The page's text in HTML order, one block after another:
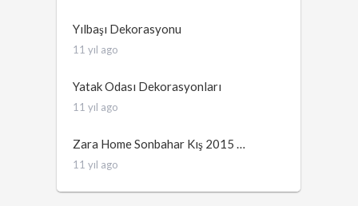
Yılbaşı Dekorasyonu
11 yıl ago
Yatak Odası Dekorasyonları
11 yıl ago
Zara Home Sonbahar Kış 2015 …
11 yıl ago